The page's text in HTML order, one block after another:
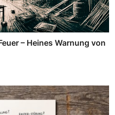
– Heines Warnung von